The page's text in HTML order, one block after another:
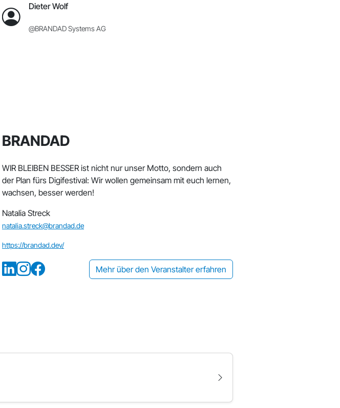
Dieter Wolf
@BRANDAD Systems AG
BRANDAD
WIR BLEIBEN BESSER ist nicht nur unser Motto, sondern auch
der Plan fürs Digifestival: Wir wollen gemeinsam mit euch lernen,
wachsen, besser werden!
Natalia Streck
natalia.streck@brandad.de
https://brandad.dev/
Mehr über den Veranstalter erfahren